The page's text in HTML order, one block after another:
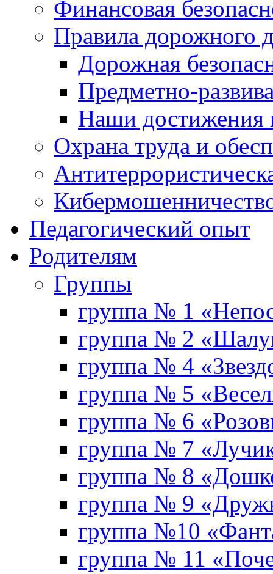
Финансовая
Правила дорожного
Дорожная
Предметно-
Наши
Охрана труда и
Педагогический опыт
Родителям
Группы
группа № 1
группа № 2
группа № 4
группа № 5
группа № 6
группа № 7
группа № 8
группа № 9
группа №10
группа № 11